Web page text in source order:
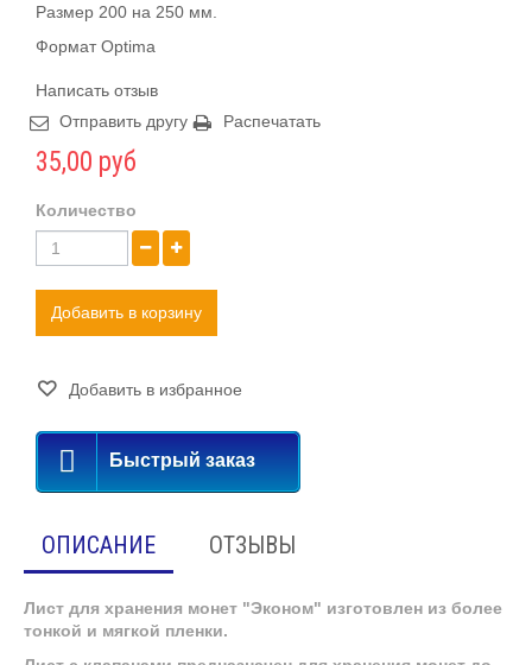
Размер 200 на 250 мм.
Формат Optima
Написать отзыв
Отправить другу
Распечатать
35,00 руб
Количество
Добавить в корзину
Добавить в избранное
Быстрый заказ
ОПИСАНИЕ ОТЗЫВЫ
Лист для хранения монет "Эконом" изготовлен из более
тонкой и мягкой пленки.